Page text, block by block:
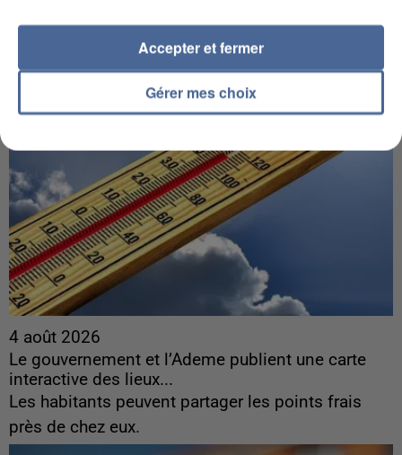
4 août 2026
Le gouvernement et l’Ademe publient une carte
interactive des lieux...
Les habitants peuvent partager les points frais
près de chez eux.
Gérer mes choix
Accepter et fermer